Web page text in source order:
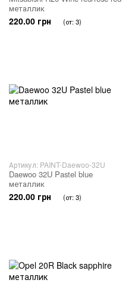
металлик
220.00 грн (от: 3)
Артикул: PAINT-Daewoo-32U
Daewoo 32U Pastel blue
металлик
220.00 грн (от: 3)